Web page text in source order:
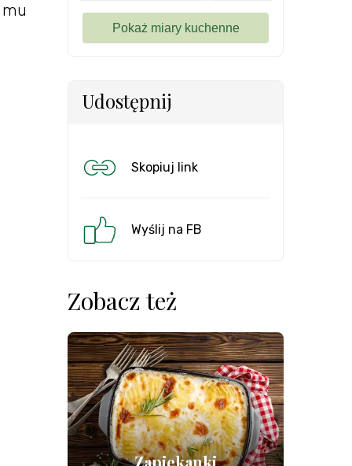
Udostępnij
Skopiuj link
Wyślij na FB
Zobacz też
Zapiekanki